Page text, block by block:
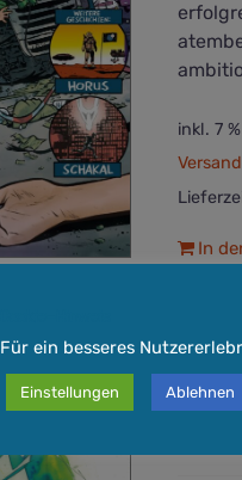
inkl. 7
In
Für ein besseres
Einstellungen Ablehnen